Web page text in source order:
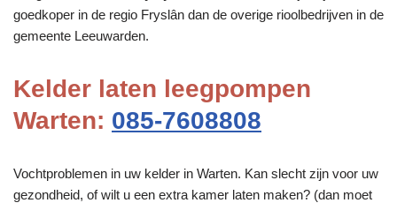
goedkoper in de regio Fryslân dan de overige rioolbedrijven in de
gemeente Leeuwarden.
Kelder laten leegpompen
Warten: 085-7608808
Vochtproblemen in uw kelder in Warten. Kan slecht zijn voor uw
gezondheid, of wilt u een extra kamer laten maken? (dan moet